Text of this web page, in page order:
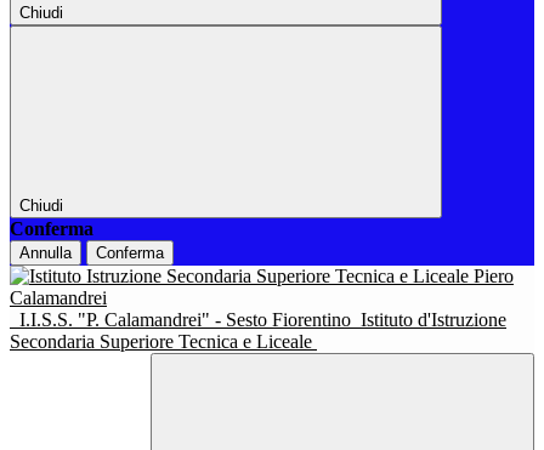
Chiudi
Chiudi
Conferma
Annulla Conferma
I.I.S.S. "P. Calamandrei" - Sesto Fiorentino Istituto d'Istruzione
Secondaria Superiore Tecnica e Liceale